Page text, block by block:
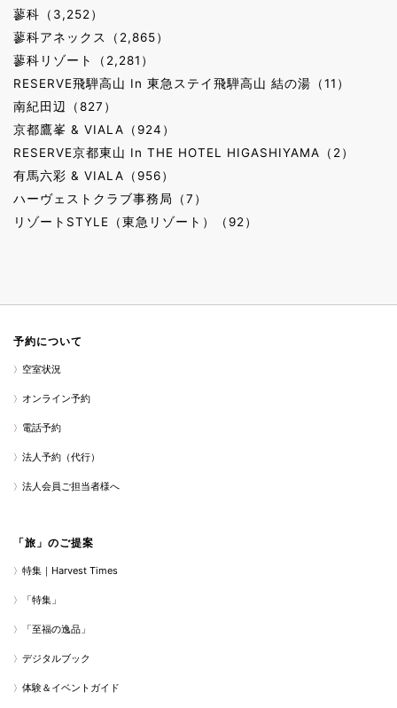
蓼科（3,252）
蓼科アネックス（2,865）
蓼科リゾート（2,281）
RESERVE飛騨高山 In 東急ステイ飛騨高山 結の湯（11）
南紀田辺（827）
京都鷹峯 & VIALA（924）
RESERVE京都東山 In THE HOTEL HIGASHIYAMA（2）
有馬六彩 & VIALA（956）
ハーヴェストクラブ事務局（7）
リゾートSTYLE（東急リゾート）（92）
予約について
空室状況
オンライン予約
電話予約
法人予約（代行）
法人会員ご担当者様へ
「旅」のご提案
特集｜Harvest Times
「特集」
「至福の逸品」
デジタルブック
体験＆イベントガイド